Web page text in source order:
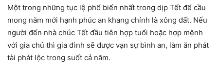
Một trong những tục lệ phổ biến nhất trong dịp Tết để cầu
mong năm mới hạnh phúc an khang chính là xông đất. Nếu
người đến nhà chúc Tết đầu tiên hợp tuổi hoặc hợp mệnh
với gia chủ thì gia đình sẽ được vạn sự bình an, làm ăn phát
tài phát lộc trong suốt cả năm.